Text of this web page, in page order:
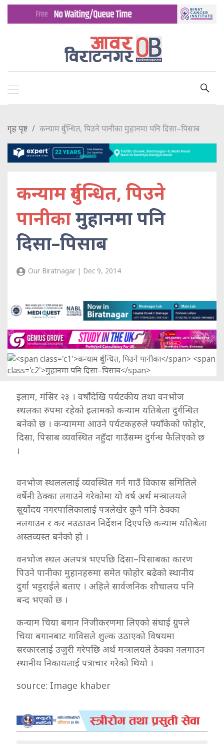
गृह पृष्ट कन्याम दुर्गन्धित, पिउने पानीका मुहानमा पनि दिसा–पिसाब
कन्याम दुर्गन्धित, पिउने
पानीकामुहानमा पनि
दिसा–पिसाब
Our Biratnagar | Dec 9, 2014
इलाम, मंसिर २३ । वर्षौंदेखि पर्यटकीय तथा वनभोज
स्थलका रुपमा रहेको इलामको कन्याम यतिबेला दुर्गन्धित
बनेको छ । कन्याममा आउने पर्यटकहरुले फ्याँकेको फोहोर,
दिसा, पिसाब व्यवस्थित नहुँदा गाउँसम्म दुर्गन्ध फैलिएको छ
।
वनभोज स्थलललाई व्यवस्थित गर्न गाउँ विकास समितिले
वर्षेनी ठेक्का लगाउने गरेकोमा यो वर्ष अर्थ मन्त्रालयले
सूर्योदय नगरपालिकालाई पत्रलेखेर कुनै पनि ठेक्का
नलगाउन र कर नउठाउन निर्देशन दिएपछि कन्याम यतिबेला
अस्तव्यस्त बनेको हो ।
वनभोज स्थल अलपत्र भएपछि दिसा–पिसाबका कारण
पिउने पानीका मुहानहरुमा समेत फोहोर बढेको स्थानीय
दुर्गा भट्टराईले बताए । अहिले सार्वजनिक शौचालय पनि
बन्द भएको छ ।
कन्याम चिया बगान निजीकरणमा लिएको संघाई ग्रुपले
चिया बगानबाट गाविसले शुल्क उठाएको विषयमा
सरकारलाई उजुरी गरेपछि अर्थ मन्त्रालयले ठेक्का नलगाउन
स्थानीय निकायलाई पत्राचार गरेको थियो ।
source: Image khaber